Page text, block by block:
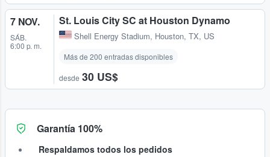
7 NOV.
SÁB.
6:00 p. m.
St. Louis City SC at Houston Dynamo
Shell Energy Stadium, Houston, TX, US
Más de 200 entradas disponibles
desde 30 US$
Garantía 100%
Respaldamos todos los pedidos